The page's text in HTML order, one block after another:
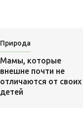
Природа
Мамы, которые
внешне почти не
отличаются от своих
детей